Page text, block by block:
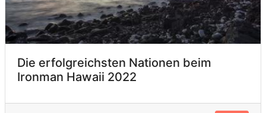
Die erfolgreichsten Nationen beim
Ironman Hawaii 2022